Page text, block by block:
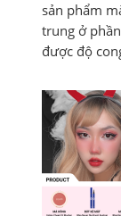
sản phẩm
trung ở
được độ